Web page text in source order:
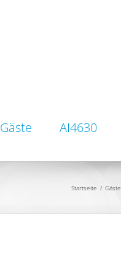
Gäste AI4630
Startseite / Gäste